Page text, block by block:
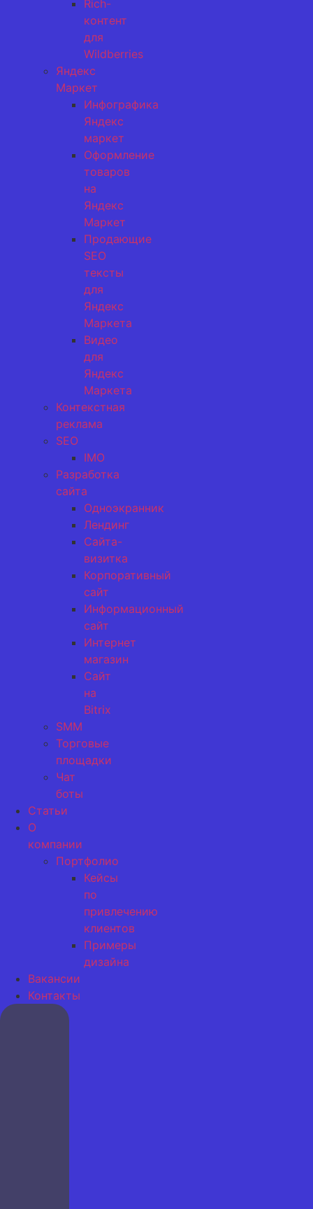
Rich-
контент
для
Wildberries
Яндекс
Маркет
Инфографика
Яндекс
маркет
Оформление
товаров
на
Яндекс
Маркет
Продающие
SEO
тексты
для
Яндекс
Маркета
Видео
для
Яндекс
Маркета
Контекстная
реклама
SEO
IMO
Разработка
сайта
Одноэкранник
Лендинг
Сайта-
визитка
Корпоративный
сайт
Информационный
сайт
Интернет
магазин
Сайт
на
Bitrix
SMM
Торговые
площадки
Чат
боты
Статьи
О
компании
Портфолио
Кейсы
по
привлечению
клиентов
Примеры
дизайна
Вакансии
Контакты